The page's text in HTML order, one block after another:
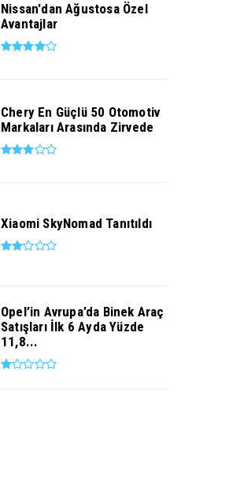
Nissan'dan Ağustosa Özel
Avantajlar
Chery En Güçlü 50 Otomotiv
Markaları Arasında Zirvede
Xiaomi SkyNomad Tanıtıldı
Opel’in Avrupa’da Binek Araç
Satışları İlk 6 Ayda Yüzde
11,8...